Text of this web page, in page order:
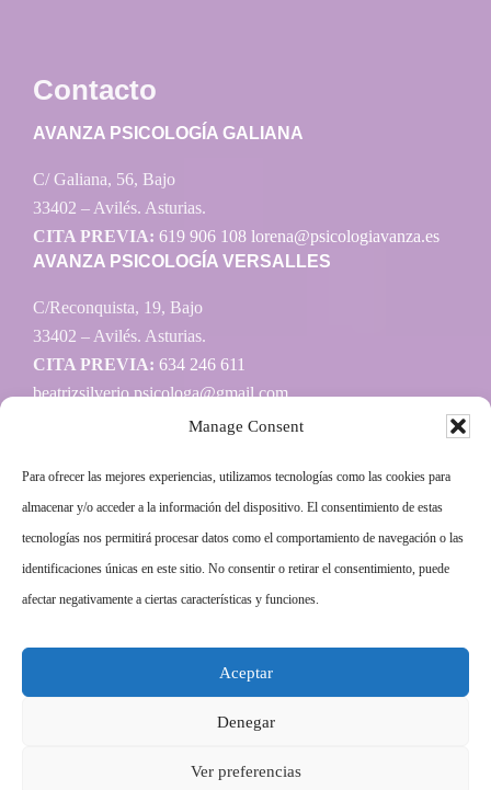
Manage Consent
Para ofrecer las mejores experiencias, utilizamos tecnologías como las cookies para
almacenar y/o acceder a la información del dispositivo. El consentimiento de estas
tecnologías nos permitirá procesar datos como el comportamiento de navegación o las
identificaciones únicas en este sitio. No consentir o retirar el consentimiento, puede
afectar negativamente a ciertas características y funciones.
Aceptar
Denegar
Ver preferencias
Contacto
AVANZA PSICOLOGÍA GALIANA
C/ Galiana, 56, Bajo
33402 – Avilés. Asturias.
CITA PREVIA: 619 906 108 lorena@psicologiavanza.es
AVANZA PSICOLOGÍA VERSALLES
C/Reconquista, 19, Bajo
33402 – Avilés. Asturias.
CITA PREVIA: 634 246 611
beatrizsilverio.psicologa@gmail.com
Información
Aviso legal
Política de privacidad
Más información sobre las cookies